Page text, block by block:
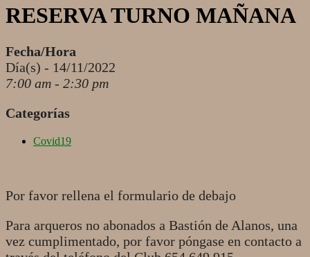
RESERVA TURNO MAÑANA
Fecha/Hora
Día(s) - 14/11/2022
7:00 am - 2:30 pm
Categorías
Covid19
Por favor rellena el formulario de debajo
Para arqueros no abonados a Bastión de Alanos, una
vez cumplimentado, por favor póngase en contacto a